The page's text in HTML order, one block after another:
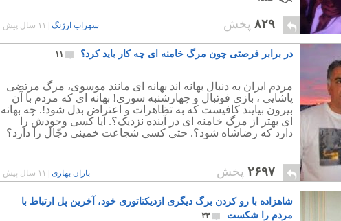
۸۲۹ پخش سهراب ارژنگ ۱۱ سال پیش
در برابر فرصتی چون مرگ خامنه ای چه کار باید کرد؟ ۱۱
مردم ایران به دنبال بهانه اند بهانه ای مانند موسوی، مرگ مرتضی
پاشایی ، بازی فوتبال و چهارشنبه سوری! بهانه ای که مردم با آن
بیرون بیایند کافیست که به تظاهرات و اعتراض بدل شود!. چه بهانه
ای بهتر از مرگ خامنه ای در آینده نزدیک؟. آیا کسی وجودش را
دارد که رضاشاه شود؟. حتی کسی شجاعت خمینی دجّال را دارد؟
۲۶۹۷ پخش باران بهاری ۱۱ سال پیش
شاهزاده با رو کردن برگ دیگری ازدیکتاتوری خود، آخرین پل ارتباط با
مردم را شکست
۲۳